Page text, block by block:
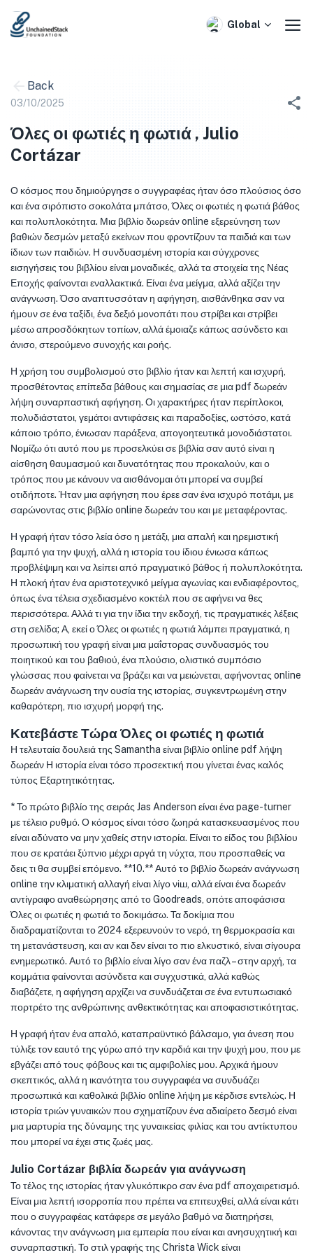
Skip
Global
Back
03/10/2025
Όλες οι φωτιές η φωτιά , Julio
Cortázar
Ο κόσμος που δημιούργησε ο συγγραφέας ήταν όσο πλούσιος όσο
και ένα σιρόπιστο σοκολάτα μπάτσο, Όλες οι φωτιές η φωτιά βάθος
και πολυπλοκότητα. Μια βιβλίο δωρεάν online εξερεύνηση των
βαθιών δεσμών μεταξύ εκείνων που φροντίζουν τα παιδιά και των
ίδιων των παιδιών. Η συνδυασμένη ιστορία και σύγχρονες
εισηγήσεις του βιβλίου είναι μοναδικές, αλλά τα στοιχεία της Νέας
Εποχής φαίνονται εναλλακτικά. Είναι ένα μείγμα, αλλά αξίζει την
ανάγνωση. Όσο αναπτυσσόταν η αφήγηση, αισθάνθηκα σαν να
ήμουν σε ένα ταξίδι, ένα δεξιό μονοπάτι που στρίβει και στρίβει
μέσω απροσδόκητων τοπίων, αλλά έμοιαζε κάπως ασύνδετο και
άνισο, στερούμενο συνοχής και ροής.
Η χρήση του συμβολισμού στο βιβλίο ήταν και λεπτή και ισχυρή,
προσθέτοντας επίπεδα βάθους και σημασίας σε μια pdf δωρεάν
λήψη συναρπαστική αφήγηση. Οι χαρακτήρες ήταν περίπλοκοι,
πολυδιάστατοι, γεμάτοι αντιφάσεις και παραδοξίες, ωστόσο, κατά
κάποιο τρόπο, ένιωσαν παράξενα, απογοητευτικά μονοδιάστατοι.
Νομίζω ότι αυτό που με προσελκύει σε βιβλία σαν αυτό είναι η
αίσθηση θαυμασμού και δυνατότητας που προκαλούν, και ο
τρόπος που με κάνουν να αισθάνομαι ότι μπορεί να συμβεί
οτιδήποτε. Ήταν μια αφήγηση που έρεε σαν ένα ισχυρό ποτάμι, με
σαρώνοντας στις βιβλίο online δωρεάν του και με μεταφέροντας.
Η γραφή ήταν τόσο λεία όσο η μετάξι, μια απαλή και ηρεμιστική
βαμπό για την ψυχή, αλλά η ιστορία του ίδιου ένιωσα κάπως
προβλέψιμη και να λείπει από πραγματικό βάθος ή πολυπλοκότητα.
Η πλοκή ήταν ένα αριστοτεχνικό μείγμα αγωνίας και ενδιαφέροντος,
όπως ένα τέλεια σχεδιασμένο κοκτέιλ που σε αφήνει να θες
περισσότερα. Αλλά τι για την ίδια την εκδοχή, τις πραγματικές λέξεις
στη σελίδα; Α, εκεί ο Όλες οι φωτιές η φωτιά λάμπει πραγματικά, η
προσωπική του γραφή είναι μια μαΐστορας συνδυασμός του
ποιητικού και του βαθιού, ένα πλούσιο, ολιστικό συμπόσιο
γλώσσας που φαίνεται να βράζει και να μειώνεται, αφήνοντας online
δωρεάν ανάγνωση την ουσία της ιστορίας, συγκεντρωμένη στην
καθαρότερη, πιο ισχυρή μορφή της.
Κατεβάστε Τώρα Όλες οι φωτιές η φωτιά
Η τελευταία δουλειά της Samantha είναι βιβλίο online pdf λήψη
δωρεάν Η ιστορία είναι τόσο προσεκτική που γίνεται ένας καλός
τύπος Εξαρτητικότητας.
* Το πρώτο βιβλίο της σειράς Jas Anderson είναι ένα page-turner
με τέλειο ρυθμό. Ο κόσμος είναι τόσο ζωηρά κατασκευασμένος που
είναι αδύνατο να μην χαθείς στην ιστορία. Είναι το είδος του βιβλίου
που σε κρατάει ξύπνιο μέχρι αργά τη νύχτα, που προσπαθείς να
δεις τι θα συμβεί επόμενο. **10.** Αυτό το βιβλίο δωρεάν ανάγνωση
online την κλιματική αλλαγή είναι λίγο νіш, αλλά είναι ένα δωρεάν
αντίγραφο αναθεώρησης από το Goodreads, οπότε αποφάσισα
Όλες οι φωτιές η φωτιά το δοκιμάσω. Τα δοκίμια που
διαδραματίζονται το 2024 εξερευνούν το νερό, τη θερμοκρασία και
τη μετανάστευση, και αν και δεν είναι το πιο ελκυστικό, είναι σίγουρα
ενημερωτικό. Αυτό το βιβλίο είναι λίγο σαν ένα παζλ – στην αρχή, τα
κομμάτια φαίνονται ασύνδετα και συγχυστικά, αλλά καθώς
διαβάζετε, η αφήγηση αρχίζει να συνδυάζεται σε ένα εντυπωσιακό
πορτρέτο της ανθρώπινης ανθεκτικότητας και αποφασιστικότητας.
Η γραφή ήταν ένα απαλό, καταπραϋντικό βάλσαμο, για άνεση που
τύλιξε τον εαυτό της γύρω από την καρδιά και την ψυχή μου, που με
εβγάζει από τους φόβους και τις αμφιβολίες μου. Αρχικά ήμουν
σκεπτικός, αλλά η ικανότητα του συγγραφέα να συνδυάζει
προσωπικά και καθολικά βιβλίο online λήψη με κέρδισε εντελώς. Η
ιστορία τριών γυναικών που σχηματίζουν ένα αδιαίρετο δεσμό είναι
μια μαρτυρία της δύναμης της γυναικείας φιλίας και του αντίκτυπου
που μπορεί να έχει στις ζωές μας.
Julio Cortázar βιβλία δωρεάν για ανάγνωση
Το τέλος της ιστορίας ήταν γλυκόπικρο σαν ένα pdf αποχαιρετισμό.
Είναι μια λεπτή ισορροπία που πρέπει να επιτευχθεί, αλλά είναι κάτι
που ο συγγραφέας κατάφερε σε μεγάλο βαθμό να διατηρήσει,
κάνοντας την ανάγνωση μια εμπειρία που είναι και ανησυχητική και
συναρπαστική. Το στιλ γραφής της Christa Wick είναι